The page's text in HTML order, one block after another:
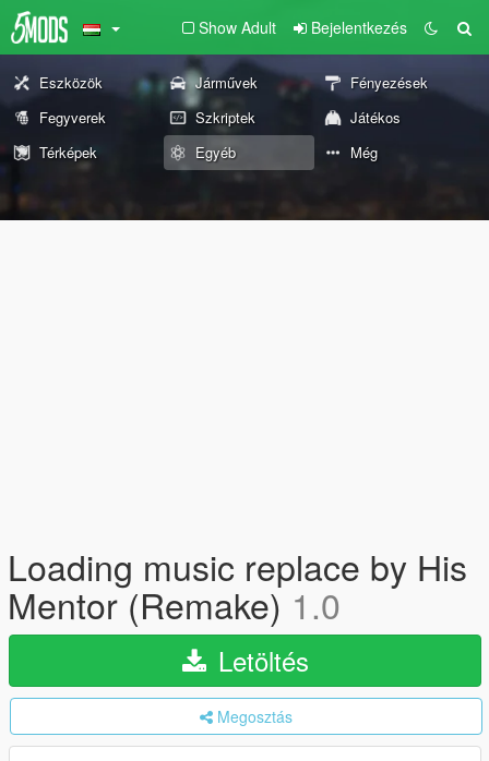
Show Adult Bejelentkezés
Eszközök Járművek
Fényezések
Fegyverek
Szkriptek
Játékos
Térképek
Egyéb Még
Loading music replace by His
Mentor (Remake) 1.0
Letöltés
Megosztás